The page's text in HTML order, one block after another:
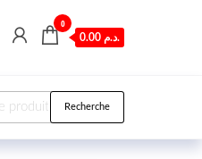
0
0.00 د.م.
: Recherche